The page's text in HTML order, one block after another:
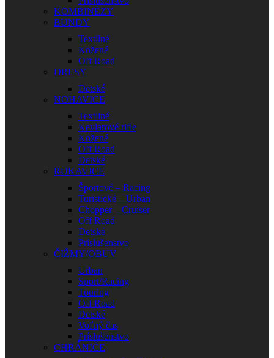
KOMBINÉZY
BUNDY
Textilné
Kožené
Off Road
DRESY
Detské
NOHAVICE
Textilné
Kevlarové rifle
Kožené
Off Road
Detské
RUKAVICE
Športové – Racing
Turistické – Urban
Chopper – Cruiser
Off Road
Detské
Príslušenstvo
ČIŽMY/OBUV
Urban
Sport/Racing
Touring
Off Road
Detské
Voľný čas
Príslušenstvo
CHRÁNIČE